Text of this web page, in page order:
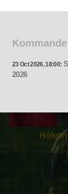
23 Oct 2026, 18:00:
2026